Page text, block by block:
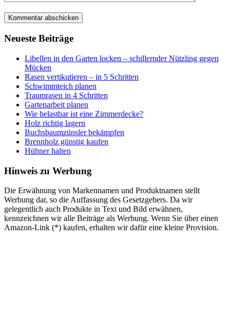
Neueste Beiträge
Libellen in den Garten locken – schillernder Nützling gegen
Mücken
Rasen vertikutieren – in 5 Schritten
Schwimmteich planen
Traumrasen in 4 Schritten
Gartenarbeit planen
Wie belastbar ist eine Zimmerdecke?
Holz richtig lagern
Buchsbaumzünsler bekämpfen
Brennholz günstig kaufen
Hühner halten
Hinweis zu Werbung
Die Erwähnung von Markennamen und Produktnamen stellt
Werbung dar, so die Auffassung des Gesetzgebers. Da wir
gelegentlich auch Produkte in Text und Bild erwähnen,
kennzeichnen wir alle Beiträge als Werbung. Wenn Sie über einen
Amazon-Link (*) kaufen, erhalten wir dafür eine kleine Provision.